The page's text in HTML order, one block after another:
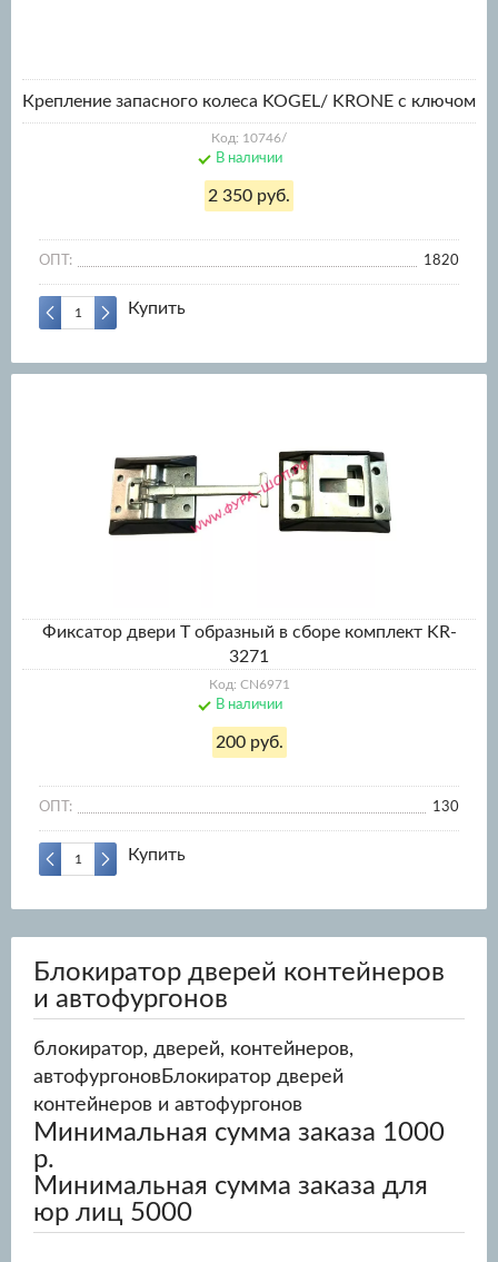
Крепление запасного колеса KOGEL/ KRONE с ключом
Код: 10746/
В наличии
2 350 руб.
ОПТ: 1820
Купить
Фиксатор двери Т образный в сборе комплект KR-
3271
Код: CN6971
В наличии
200 руб.
ОПТ: 130
Купить
Блокиратор дверей контейнеров
и автофургонов
блокиратор, дверей, контейнеров,
автофургоновБлокиратор дверей
контейнеров и автофургонов
Минимальная сумма заказа 1000
р.
Минимальная сумма заказа для
юр лиц 5000